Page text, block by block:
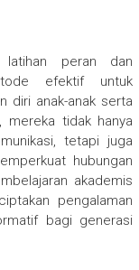
latihan peran dan
efektif untuk
diri anak-anak serta
mereka tidak hanya
tetapi juga
hubungan
akademis
pengalaman
bagi generasi